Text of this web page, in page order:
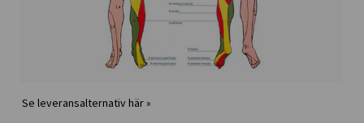
Se leveransalternativ här »